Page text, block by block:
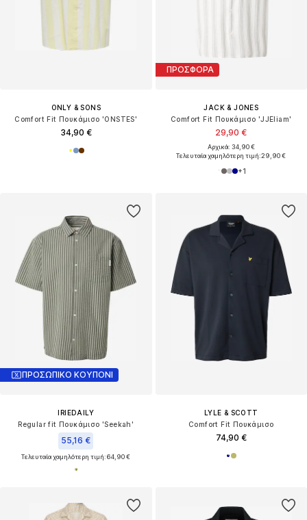
ONLY & SONS
Comfort Fit Πουκάμισο 'ONSTES'
34,90 €
ΠΡΟΣΦΟΡΑ
JACK & JONES
Comfort Fit Πουκάμισο 'JJEliam'
29,90 €
Αρχικά: 34,90 €
Τελευταία χαμηλότερη τιμή:29,90 €
+1
ΠΡΟΣΩΠΙΚΟ ΚΟΥΠΟΝΙ
IRIEDAILY
Regular fit Πουκάμισο 'Seekah'
55,16 €
Τελευταία χαμηλότερη τιμή:64,90 €
LYLE & SCOTT
Comfort Fit Πουκάμισο
74,90 €